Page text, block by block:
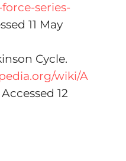
series-
11 May
Cycle.
wiki/A
Accessed 12